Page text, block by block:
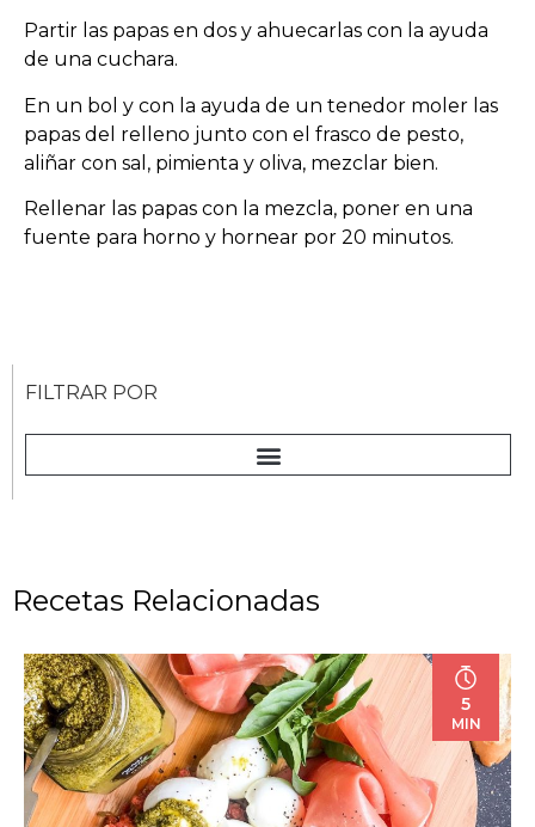
Partir las papas en dos y ahuecarlas con la ayuda
de una cuchara.
En un bol y con la ayuda de un tenedor moler las
papas del relleno junto con el frasco de pesto,
aliñar con sal, pimienta y oliva, mezclar bien.
Rellenar las papas con la mezcla, poner en una
fuente para horno y hornear por 20 minutos.
FILTRAR POR
Recetas Relacionadas
5
MIN